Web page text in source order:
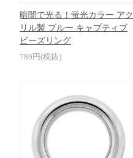
暗闇で光る！蛍光カラー アク
リル製 ブルー キャプティブ
ビーズリング
780円(税抜)